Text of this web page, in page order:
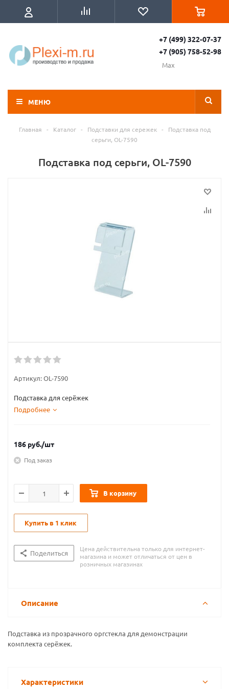
+7 (499) 322-07-37
+7 (905) 758-52-98
Max
МЕНЮ
Главная - Каталог - Подставки для сережек -
Подставка под
серьги, OL-7590
Подставка под серьги, OL-7590
Артикул:OL-7590
Подставка для серёжек
Подробнее
186 руб./шт
Под заказ
В корзину
Купить в 1 клик
Поделиться
Цена действительна только для интернет-
магазина и может отличаться от цен в
розничных магазинах
Описание
Подставка из прозрачного оргстекла для демонстрации
комплекта серёжек.
Характеристики